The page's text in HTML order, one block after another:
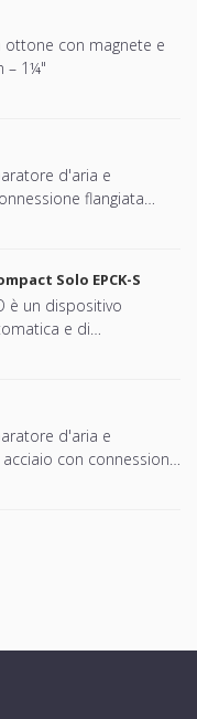
con magnete e
– 1¼"
d'aria e
flangiata
Solo EPCK-S
è un dispositivo
e di
d'aria e
con connessione